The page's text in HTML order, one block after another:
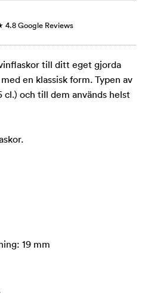
4.8 Google Reviews
till ditt eget gjorda
en klassisk form. Typen av
cl.) och till dem används helst
19 mm